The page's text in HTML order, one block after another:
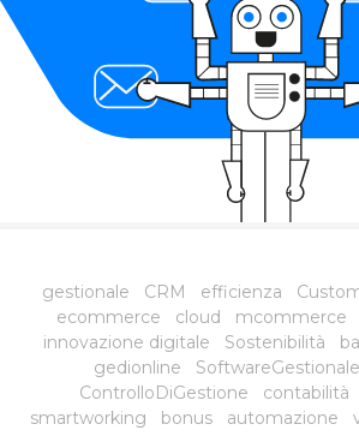
gestionale CRM efficienza
ecommerce
cloud mcommerce
innovazione digitale
Sostenibilità
gedionline
SoftwareGestionale
ControlloDiGestione
contabilità
smartworking
bonus automazione